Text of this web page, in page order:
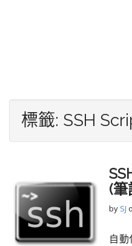
標籤: SSH
(筆
by SJ
自